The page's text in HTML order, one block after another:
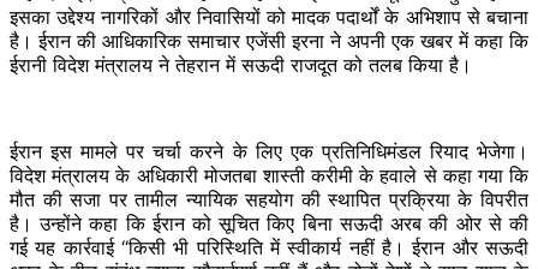
इसका उद्देश्य नागरिकों और निवासियों को मादक पदार्थों के अभिशाप से बचाना
है। ईरान की आधिकारिक समाचार एजेंसीइरना ने अपनी एक खबर में कहा कि
ईरानी विदेश मंत्रालय नेतेहरानमें सऊदी राजदूत को तलब किया है।
ईरान इस मामले पर चर्चा करने के लिए एक प्रतिनिधिमंडलरियादभेजेगा।
विदेश मंत्रालय के अधिकारीमोजतबाशास्ती करीमी के हवाले से कहा गया कि
मौत की सजा पर तामील न्यायिक सहयोग की स्थापित प्रक्रिया के विपरीत
है। उन्होंने कहा कि ईरान को सूचित किए बिना सऊदी अरब की ओर से की
गई यह कार्रवाई ‘‘किसी भी परिस्थिति में स्वीकार्य नहीं है। ईरान और सऊदी